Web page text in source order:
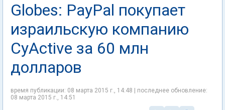
Globes: PayPal покупает
израильскую компанию
CyActive за 60 млн
долларов
время публикации: 08 марта 2015 г., 14:48 | последнее обновление:
08 марта 2015 г., 14:51